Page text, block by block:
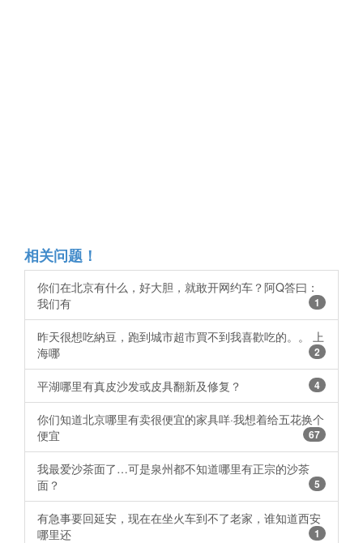
相关问题！
你们在北京有什么，好大胆，就敢开网约车？阿Q答曰：
我们有
1
昨天很想吃納豆，跑到城市超市買不到我喜歡吃的。。 上
海哪
2
平湖哪里有真皮沙发或皮具翻新及修复？ 4
你们知道北京哪里有卖很便宜的家具咩·我想着给五花换个
便宜
67
我最爱沙茶面了…可是泉州都不知道哪里有正宗的沙茶
面？
5
有急事要回延安，现在在坐火车到不了老家，谁知道西安
哪里还
1